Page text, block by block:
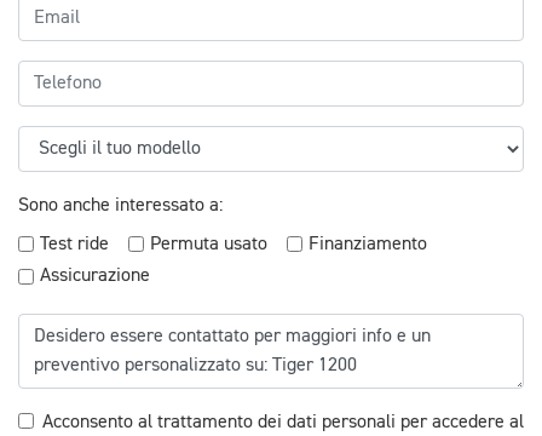
Sono anche interessato a:
Test ride
Permuta usato
Finanziamento
Assicurazione
Acconsento al trattamento dei dati personali per accedere al